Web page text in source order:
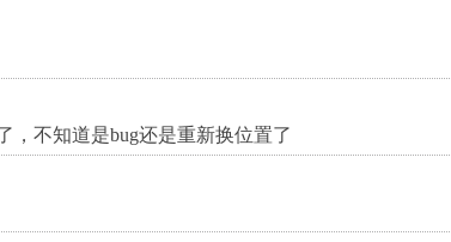
，不知道是bug还是重新换位置了